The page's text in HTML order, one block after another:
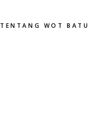
TENTANG WOT BATU